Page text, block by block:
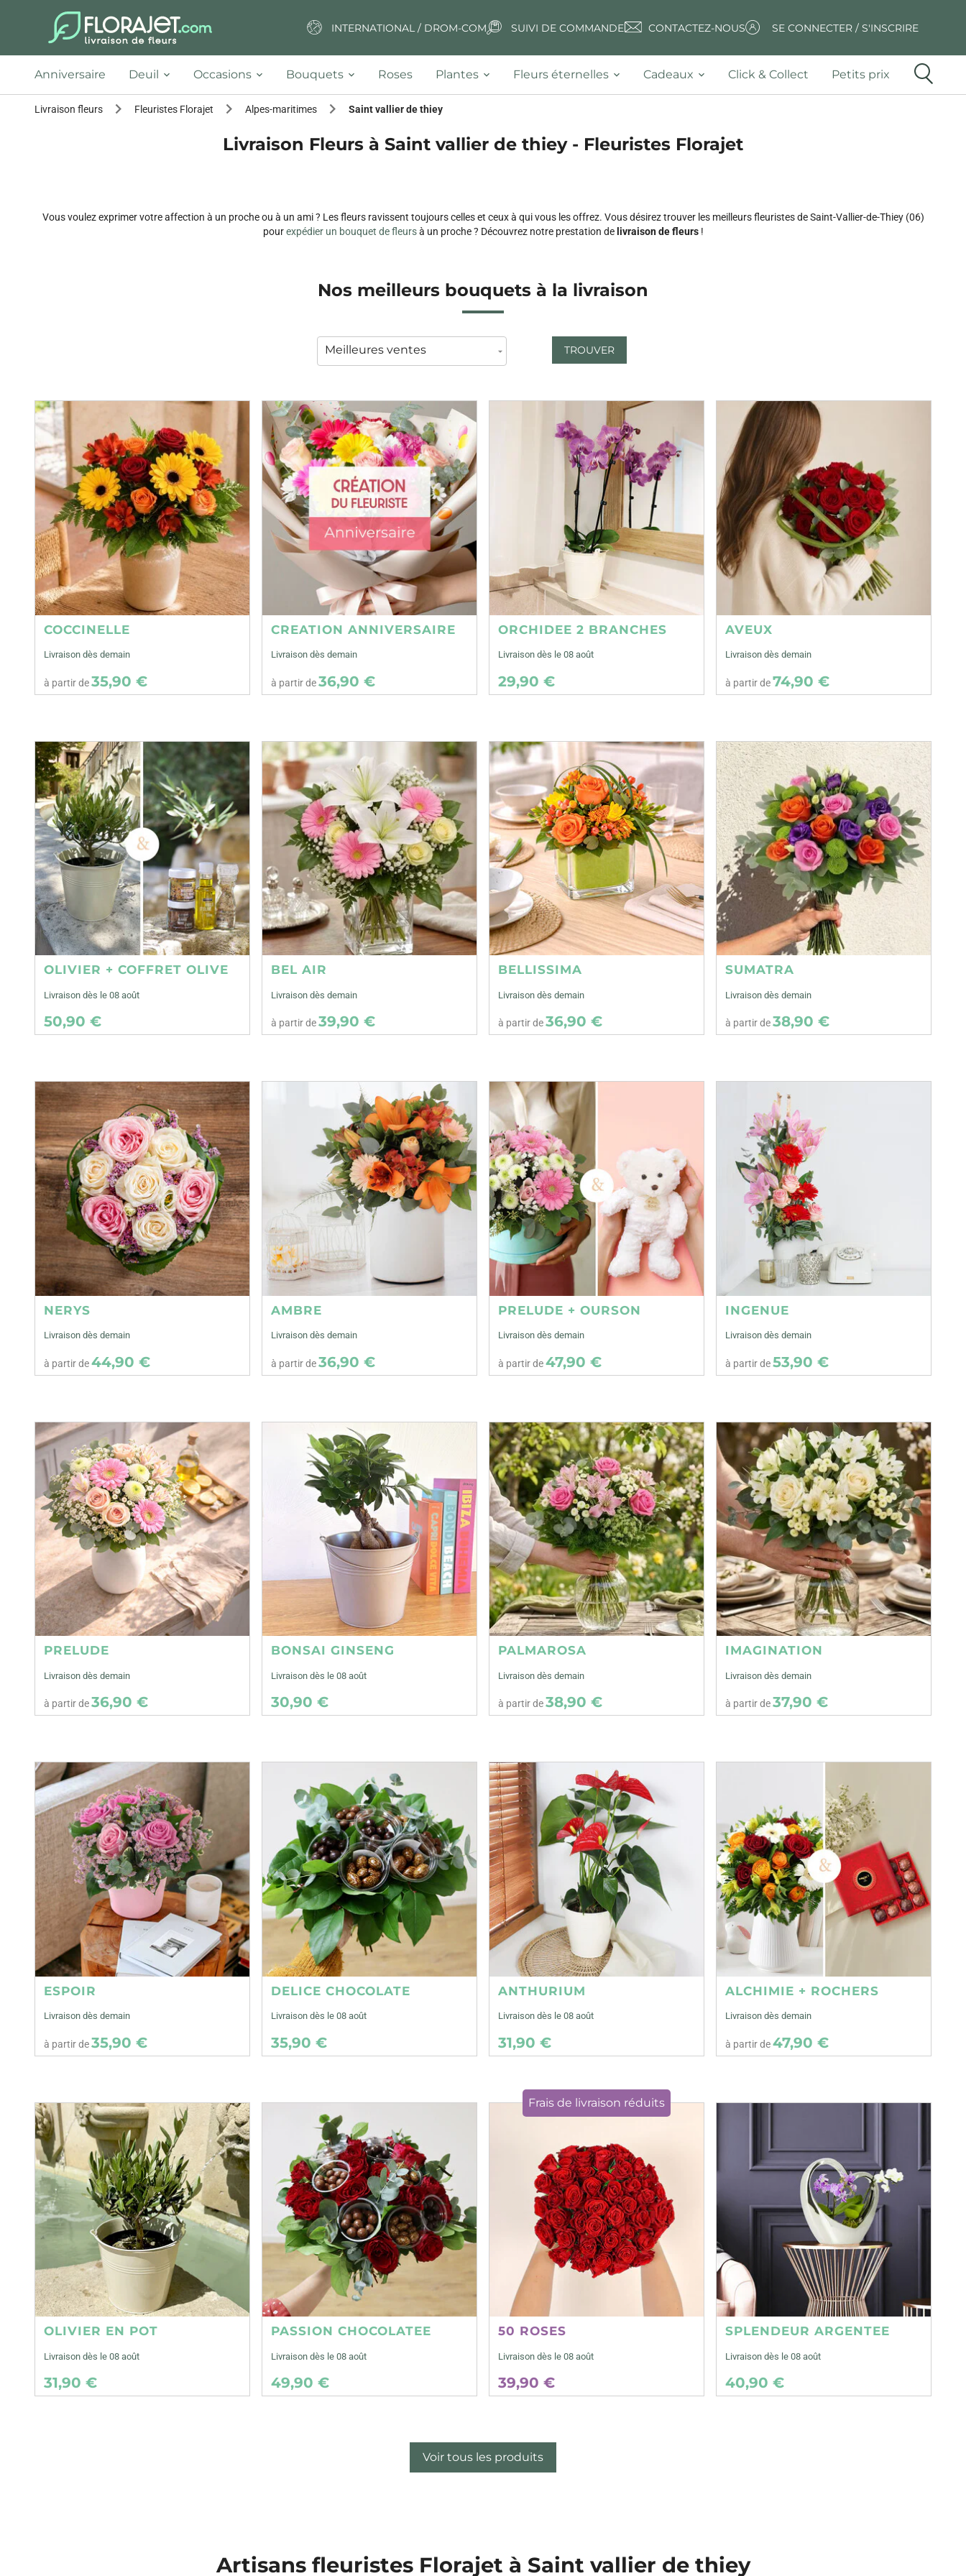
INTERNATIONAL / DROM-COM SUIVI DE COMMANDE CONTACTEZ-NOUS SE CONNECTER / S'INSCRIRE
Anniversaire Deuil Occasions Bouquets Roses Plantes Fleurs éternelles Cadeaux Click & Collect Petits prix
Livraison fleurs Fleuristes Florajet Alpes-maritimes Saint vallier de thiey
Livraison Fleurs à Saint vallier de thiey - Fleuristes Florajet
Vous voulez exprimer votre affection à un proche ou à un ami ? Les fleurs ravissent toujours celles et ceux à qui vous les offrez. Vous désirez trouver les meilleurs fleuristes de Saint-Vallier-de-Thiey (06)
pourexpédier un bouquet de fleursà un proche ? Découvrez notre prestation de livraison de fleurs!
Nos meilleurs bouquets à la livraison
TROUVER
COCCINELLE
Livraison dès demain
à partir de35,90 €
CREATION ANNIVERSAIRE
Livraison dès demain
à partir de36,90 €
ORCHIDEE 2 BRANCHES
Livraison dès le 08 août
29,90 €
AVEUX
Livraison dès demain
à partir de74,90 €
OLIVIER + COFFRET OLIVE
Livraison dès le 08 août
50,90 €
BEL AIR
Livraison dès demain
à partir de39,90 €
BELLISSIMA
Livraison dès demain
à partir de36,90 €
SUMATRA
Livraison dès demain
à partir de38,90 €
NERYS
Livraison dès demain
à partir de44,90 €
AMBRE
Livraison dès demain
à partir de36,90 €
PRELUDE + OURSON
Livraison dès demain
à partir de47,90 €
INGENUE
Livraison dès demain
à partir de53,90 €
PRELUDE
Livraison dès demain
à partir de36,90 €
BONSAI GINSENG
Livraison dès le 08 août
30,90 €
PALMAROSA
Livraison dès demain
à partir de38,90 €
IMAGINATION
Livraison dès demain
à partir de37,90 €
ESPOIR
Livraison dès demain
à partir de35,90 €
DELICE CHOCOLATE
Livraison dès le 08 août
35,90 €
ANTHURIUM
Livraison dès le 08 août
31,90 €
ALCHIMIE + ROCHERS
Livraison dès demain
à partir de47,90 €
OLIVIER EN POT
Livraison dès le 08 août
31,90 €
PASSION CHOCOLATEE
Livraison dès le 08 août
49,90 €
Frais de livraison réduits
50 ROSES
Livraison dès le 08 août
39,90 €
SPLENDEUR ARGENTEE
Livraison dès le 08 août
40,90 €
Voir tous les produits
Artisans fleuristes Florajet à Saint vallier de thiey